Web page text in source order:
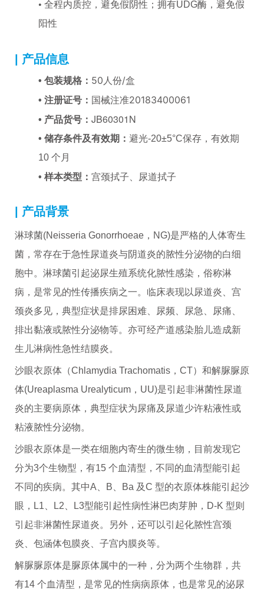
• 全程内质控，避免假阴性；拥有UDG酶，避免假
阳性
| 产品信息
• 包装规格： 50人份/盒
• 注册证号： 国械注准20183400061
• 产品货号： JB60301N
• 储存条件及有效期： 避光-20±5°C保存，有效期
10 个月
• 样本类型： 宫颈拭子、尿道拭子
| 产品背景
淋球菌(Neisseria Gonorrhoeae，NG)是严格的人体寄生
菌，常存在于急性尿道炎与阴道炎的脓性分泌物的白细
胞中。淋球菌引起泌尿生殖系统化脓性感染，俗称淋
病，是常见的性传播疾病之一。临床表现以尿道炎、宫
颈炎多见，典型症状是排尿困难、尿频、尿急、尿痛、
排出黏液或脓性分泌物等。亦可经产道感染胎儿造成新
生儿淋病性急性结膜炎。
沙眼衣原体（Chlamydia Trachomatis，CT）和解脲脲原
体(Ureaplasma Urealyticum，UU)是引起非淋菌性尿道
炎的主要病原体，典型症状为尿痛及尿道少许粘液性或
粘液脓性分泌物。
沙眼衣原体是一类在细胞内寄生的微生物，目前发现它
分为3个生物型，有15 个血清型，不同的血清型能引起
不同的疾病。其中A、B、Ba 及C 型的衣原体株能引起沙
眼，L1、L2、L3型能引起性病性淋巴肉芽肿，D-K 型则
引起非淋菌性尿道炎。另外，还可以引起化脓性宫颈
炎、包涵体包膜炎、子宫内膜炎等。
解脲脲原体是脲原体属中的一种，分为两个生物群，共
有14 个血清型，是常见的性病病原体，也是常见的泌尿